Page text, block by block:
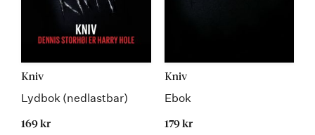
Kniv
Lydbok (nedlastbar)
169 kr
Kniv
Ebok
179 kr